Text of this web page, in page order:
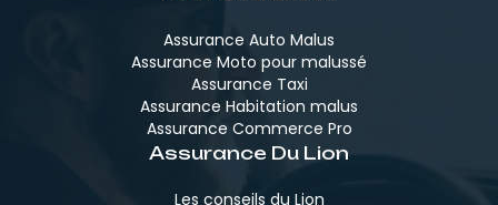
Assurance Auto Malus
Assurance Moto pour malussé
Assurance Taxi
Assurance Habitation malus
Assurance Commerce Pro
Assurance Du Lion
Les conseils du Lion